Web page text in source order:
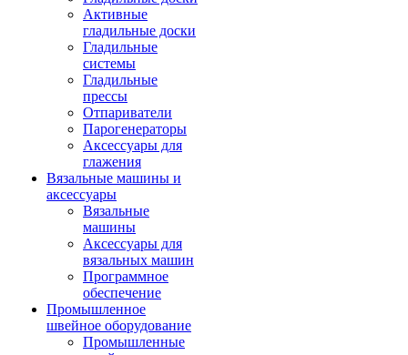
Активные
гладильные доски
Гладильные
системы
Гладильные
прессы
Отпариватели
Парогенераторы
Аксессуары для
глажения
Вязальные машины и
аксессуары
Вязальные
машины
Аксессуары для
вязальных машин
Программное
обеспечение
Промышленное
швейное оборудование
Промышленные